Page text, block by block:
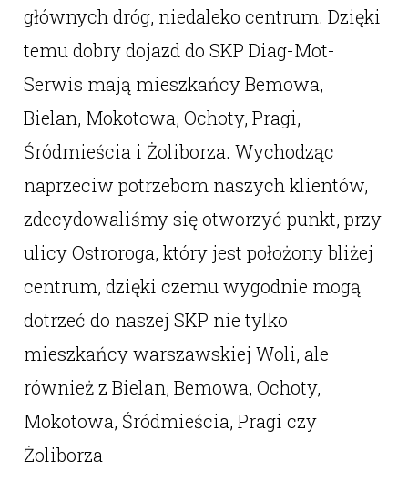
głównych dróg, niedaleko centrum. Dzięki
temu dobry dojazd do SKP Diag-Mot-
Serwis mają mieszkańcy Bemowa,
Bielan, Mokotowa, Ochoty, Pragi,
Śródmieścia i Żoliborza. Wychodząc
naprzeciw potrzebom naszych klientów,
zdecydowaliśmy się otworzyć punkt, przy
ulicy Ostroroga, który jest położony bliżej
centrum, dzięki czemu wygodnie mogą
dotrzeć do naszej SKP nie tylko
mieszkańcy warszawskiej Woli, ale
również z Bielan, Bemowa, Ochoty,
Mokotowa, Śródmieścia, Pragi czy
Żoliborza